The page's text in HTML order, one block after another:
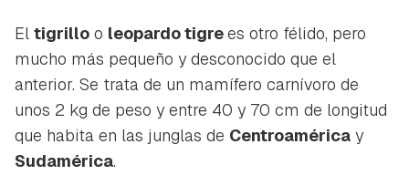
El tigrillo o leopardo tigrees otro félido, pero
mucho más pequeño y desconocido que el
anterior. Se trata de un mamífero carnívoro de
unos 2 kg de peso y entre 40 y 70 cm de longitud
que habita en las junglas de Centroamérica y
Sudamérica.